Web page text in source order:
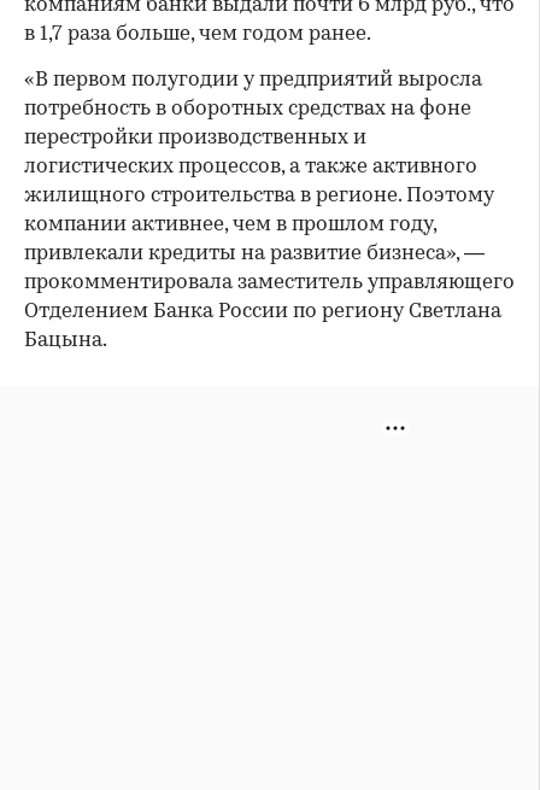
компаниям банки выдали почти 6 млрд руб., что
в 1,7 раза больше, чем годом ранее.
«В первом полугодии у предприятий выросла
потребность в оборотных средствах на фоне
перестройки производственных и
логистических процессов, а также активного
жилищного строительства в регионе. Поэтому
компании активнее, чем в прошлом году,
привлекали кредиты на развитие бизнеса», —
прокомментировала заместитель управляющего
Отделением Банка России по региону Светлана
Бацына.